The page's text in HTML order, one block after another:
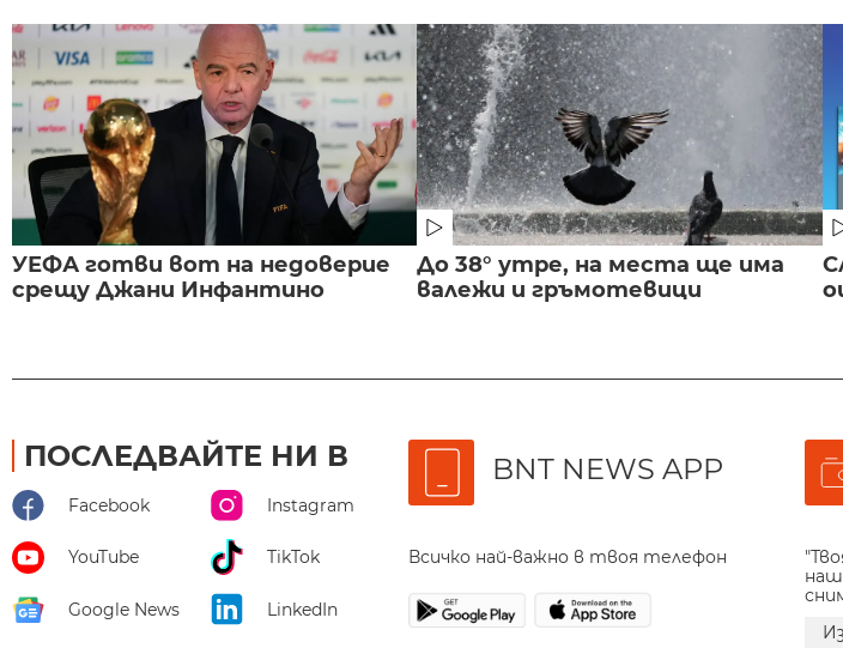
УЕФА готви вот на недоверие
срещу Джани Инфантино
До 38° утре, на места ще има
валежи и гръмотевици
ПОСЛЕДВАЙТЕ НИ В
Facebook Instagram
YouTube TikTok
Google News LinkedIn
BNT NEWS APP
Всичко най-важно в твоя телефон